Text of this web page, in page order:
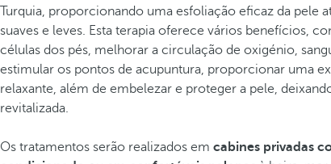
Turquia, proporcionando uma esfoliação eficaz da pele
suaves e leves. Esta terapia oferece vários benefícios,
células dos pés, melhorar a circulação de oxigénio,
estimular os pontos de acupuntura, proporcionar uma
relaxante, além de embelezar e proteger a pele,
revitalizada.
Os tratamentos serão realizados em cabines privadas